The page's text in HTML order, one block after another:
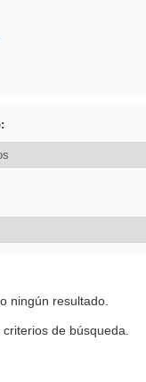
ningún resultado.
criterios de búsqueda.